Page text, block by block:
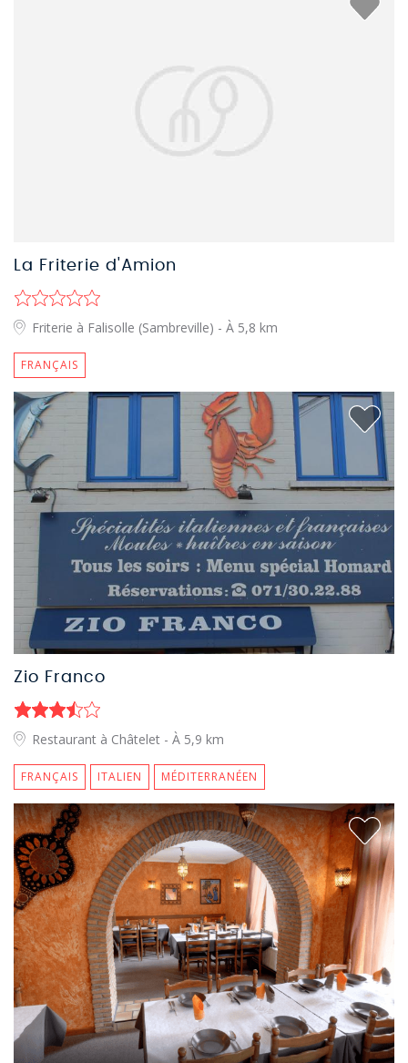
La Friterie d'Amion
Friterie à Falisolle (Sambreville) - À 5,8 km
FRANÇAIS
Zio Franco
Restaurant à Châtelet - À 5,9 km
FRANÇAIS ITALIEN MÉDITERRANÉEN